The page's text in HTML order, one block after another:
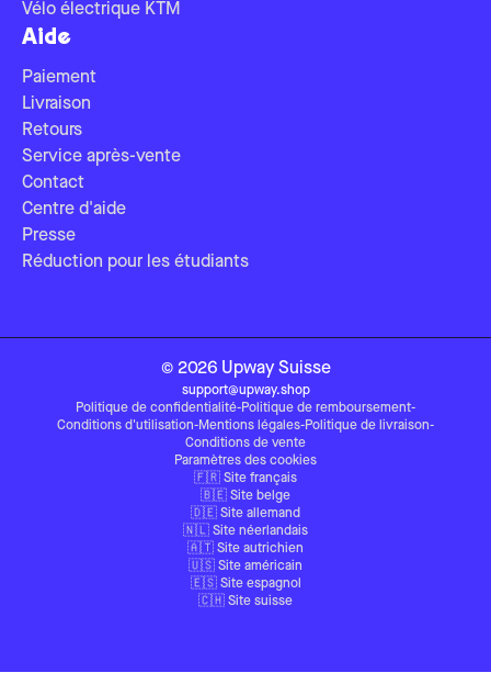
Vélo électrique KTM
Aide
Paiement
Livraison
Retours
Service après-vente
Contact
Centre d'aide
Presse
Réduction pour les étudiants
© 2026 Upway Suisse
support@upway.shop
Politique de confidentialité-Politique de remboursement-
Conditions d'utilisation-Mentions légales-Politique de livraison-
Conditions de vente
Paramètres des cookies
🇫🇷 Site français
🇧🇪 Site belge
🇩🇪 Site allemand
🇳🇱 Site néerlandais
🇦🇹 Site autrichien
🇺🇸 Site américain
🇪🇸 Site espagnol
🇨🇭 Site suisse